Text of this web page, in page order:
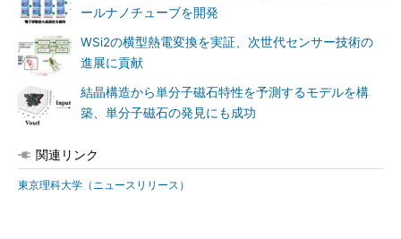
ールナノチューブを開発
WSi2の横型熱電変換を実証、次世代センサー技術の
進展に貢献
結晶構造から単分子磁石特性を予測するモデルを構
築、単分子磁石の発見にも成功
関連リンク
東京理科大学（ニュースリリース）